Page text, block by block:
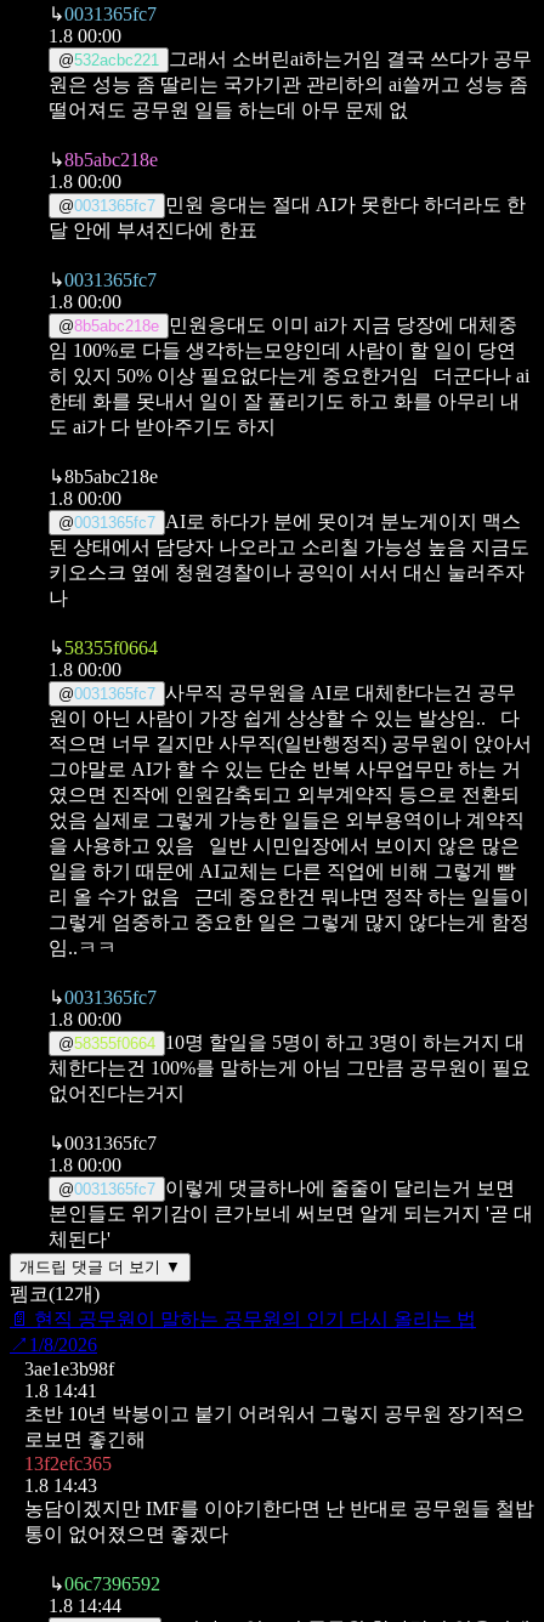
↳0031365fc7
1.8 00:00
@532acbc221 그래서 소버린ai하는거임 결국 쓰다가 공무
원은 성능 좀 딸리는 국가기관 관리하의 ai쓸꺼고 성능 좀
떨어져도 공무원 일들 하는데 아무 문제 없
↳8b5abc218e
1.8 00:00
@0031365fc7 민원 응대는 절대 AI가 못한다 하더라도 한
달 안에 부셔진다에 한표
↳0031365fc7
1.8 00:00
@8b5abc218e 민원응대도 이미 ai가 지금 당장에 대체중
임 100%로 다들 생각하는모양인데 사람이 할 일이 당연
히 있지
50% 이상 필요없다는게 중요한거임
더군다나 ai
한테 화를 못내서 일이 잘 풀리기도 하고 화를 아무리 내
도 ai가 다 받아주기도 하지
↳8b5abc218e
1.8 00:00
@0031365fc7 AI로 하다가 분에 못이겨 분노게이지 맥스
된 상태에서 담당자 나오라고 소리칠 가능성 높음 지금도
키오스크 옆에 청원경찰이나 공익이 서서 대신 눌러주자
나
↳58355f0664
1.8 00:00
@0031365fc7 사무직 공무원을 AI로 대체한다는건 공무
원이 아닌 사람이 가장 쉽게 상상할 수 있는 발상임..
다
적으면 너무 길지만 사무직(일반행정직) 공무원이 앉아서
그야말로 AI가 할 수 있는 단순 반복 사무업무만 하는 거
였으면 진작에 인원감축되고 외부계약직 등으로 전환되
었음 실제로 그렇게 가능한 일들은 외부용역이나 계약직
을 사용하고 있음
일반 시민입장에서 보이지 않은 많은
일을 하기 때문에 AI교체는 다른 직업에 비해 그렇게 빨
리 올 수가 없음
근데 중요한건 뭐냐면 정작 하는 일들이
그렇게 엄중하고 중요한 일은 그렇게 많지 않다는게 함정
임..ㅋㅋ
↳0031365fc7
1.8 00:00
@58355f0664 10명 할일을 5명이 하고 3명이 하는거지 대
체한다는건 100%를 말하는게 아님 그만큼 공무원이 필요
없어진다는거지
↳0031365fc7
1.8 00:00
@0031365fc7 이렇게 댓글하나에 줄줄이 달리는거 보면
본인들도 위기감이 큰가보네 써보면 알게 되는거지 '곧 대
체된다'
개드립 댓글 더 보기 ▼
펨코(12개)
📄 현직 공무원이 말하는 공무원의 인기 다시 올리는 법
↗ 1/8/2026
3ae1e3b98f
1.8 14:41
초반 10년 박봉이고 붙기 어려워서 그렇지
공무원 장기적으
로보면 좋긴해
13f2efc365
1.8 14:43
농담이겠지만 IMF를 이야기한다면 난 반대로 공무원들 철밥
통이 없어졌으면 좋겠다
↳06c7396592
1.8 14:44